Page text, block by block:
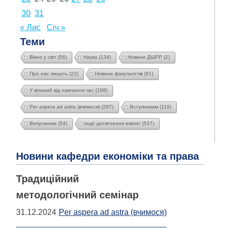
30 31
« Лис
Січ »
Теми
Вікно у світ (56) Наука (134) Новини ДШРР (2)
Про нас пишуть (22) Новини факультетів (91)
У вільний від навчання час (188)
Per aspera ad astra (вчимося) (287) Вступникам (119)
Випускники (54) події досягнення ювілеї (537)
Новини кафедри економіки та права
Традиційний
методологічний семінар
31.12.2024 Per aspera ad astra (вчимося)